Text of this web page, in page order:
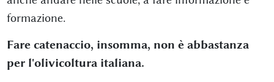
formazione.
Fare catenaccio, insomma, non è abbastanza
per l'olivicoltura italiana.